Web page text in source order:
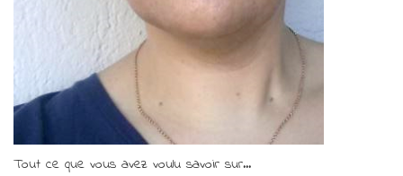
Tout ce que vous avez voulu savoir sur...